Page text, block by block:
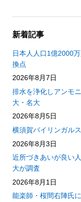
新着記事
日本人人口1億2000
換点
2026年8月7日
排水を浄化しアンモ
大・名大
2026年8月5日
横須賀バイリンガル
2026年8月3日
近所づきあいが良い
大が調査
2026年8月1日
能楽師・桜間右陣氏